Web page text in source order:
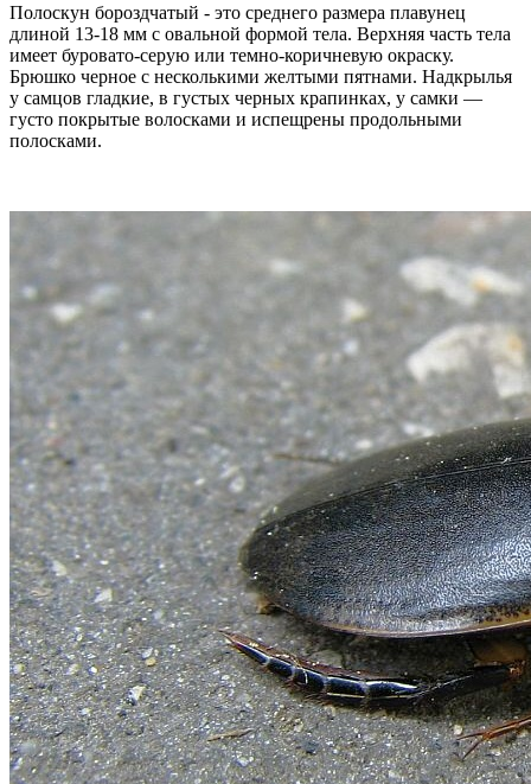
Полоскун бороздчатый - это среднего размера плавунец
длиной 13-18 мм с овальной формой тела. Верхняя часть тела
имеет буровато-серую или темно-коричневую окраску.
Брюшко черное с несколькими желтыми пятнами. Надкрылья
у самцов гладкие, в густых черных крапинках, у самки —
густо покрытые волосками и испещрены продольными
полосками.